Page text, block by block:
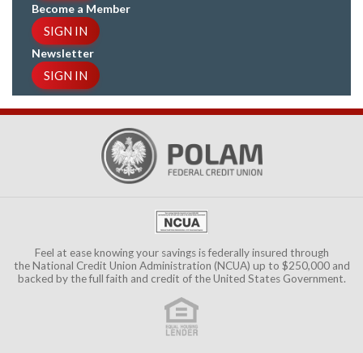
Become a Member
SIGN IN
Newsletter
SIGN IN
Feel at ease knowing your savings is federally insured through
theNational Credit Union Administration (NCUA) up to $250,000 and
backed by the full faith and credit of the United States Government.